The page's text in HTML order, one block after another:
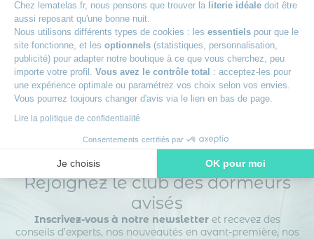
Chez lematelas.fr, nous pensons que trouver la literie idéale doit être
aussi reposant qu'une bonne nuit.
Nous utilisons différents types de cookies : les essentiels pour que le
site fonctionne, et les optionnels (statistiques, personnalisation,
publicité) pour adapter notre boutique à ce que vous cherchez, peu
importe votre profil. Vous avez le contrôle total : acceptez-les pour
une expérience optimale ou paramétrez vos choix selon vos envies.
Vous pourrez toujours changer d'avis via le lien en bas de page.
Lire la politique de confidentialité
Consentements certifiés par
Je choisis OK pour moi
Axeptio consent
Plateforme de Gestion du Consentement : Personnalisez vos
Notre plateforme vous permet d'adapter et de gérer vos
Livraison offerte +
Des experts à votre écoute +
Rejoignez le club des dormeurs
avisés
Inscrivez-vous à notre newsletteret recevez des
conseils d’experts, nos nouveautés en avant-première, nos